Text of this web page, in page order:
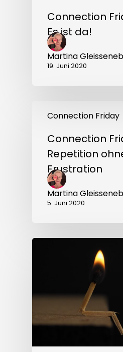
Connection
Es ist da!
Martina
19. Juni 2020
Connection Friday
Friday
ohne
Frustration
Connection
Repetition
Frustration
Martina
5. Juni 2020
Connection